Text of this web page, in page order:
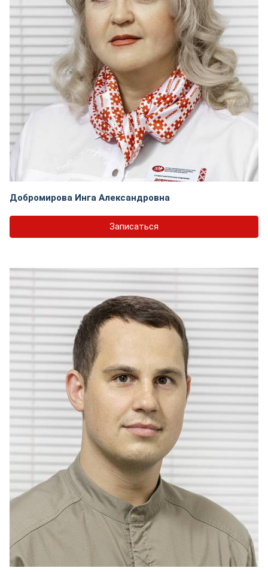
Добромирова Инга Александровна
Записаться